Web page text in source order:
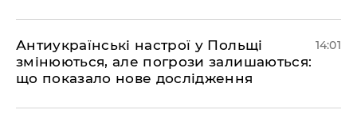
Антиукраїнські настрої у Польщі
змінюються, але погрози залишаються:
що показало нове дослідження
14:01